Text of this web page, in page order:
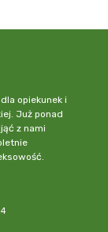
opiekunek i
Już ponad
z nami